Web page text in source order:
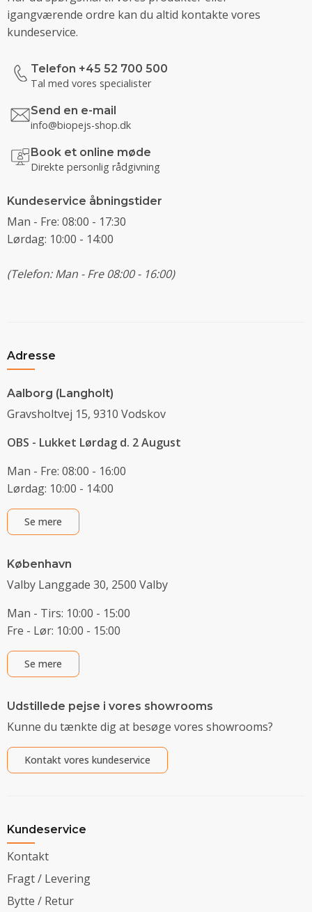
igangværende ordre kan du altid kontakte vores
kundeservice.
Telefon +45 52 700 500
Tal med vores specialister
Send en e-mail
info@biopejs-shop.dk
Book et online møde
Direkte personlig rådgivning
Kundeservice åbningstider
Man - Fre: 08:00 - 17:30
Lørdag: 10:00 - 14:00
(Telefon: Man - Fre 08:00 - 16:00)
Adresse
Aalborg (Langholt)
Gravsholtvej 15, 9310 Vodskov
OBS - Lukket Lørdag d. 2 August
Man - Fre: 08:00 - 16:00
Lørdag: 10:00 - 14:00
Se mere
København
Valby Langgade 30, 2500 Valby
Man - Tirs: 10:00 - 15:00
Fre - Lør: 10:00 - 15:00
Se mere
Udstillede pejse i vores showrooms
Kunne du tænkte dig at besøge vores showrooms?
Kontakt vores kundeservice
Kundeservice
Kontakt
Fragt / Levering
Bytte / Retur